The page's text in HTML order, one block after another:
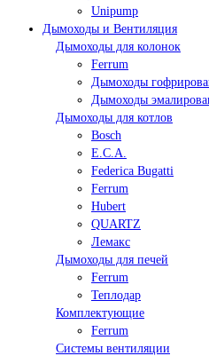
Unipump
Дымоходы и Вентиляция
Дымоходы для колонок
Ferrum
Дымоходы
Дымоходы
Дымоходы для котлов
Bosch
E.C.A.
Federica Bugatti
Ferrum
Hubert
QUARTZ
Лемакс
Дымоходы для печей
Ferrum
Теплодар
Комплектующие
Ferrum
Системы вентиляции